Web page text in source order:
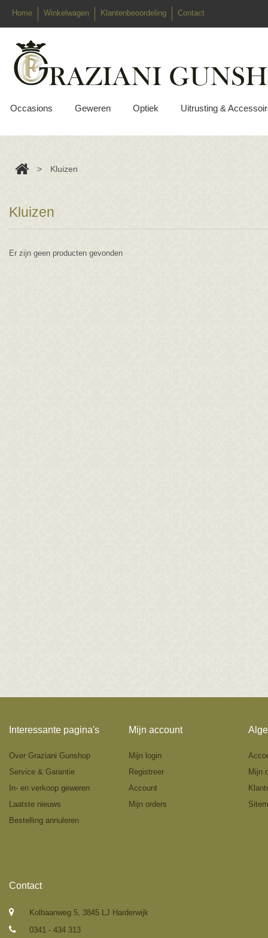
Home Winkelwagen Klantenbeoordeling Contact
Occasions Geweren Optiek Uitrusting &
> Kluizen
Kluizen
Er zijn geen producten gevonden
Interessante pagina's
Over Graziani Gunshop
Service & Garantie
In- en verkoop geweren
Laatste nieuws
Bestelling annuleren
Mijn account
Mijn login
Registreer
Account
Mijn orders
Mijn
Contact
Kolbaanweg 5, 3845 LJ Harderwijk
0341 - 434 313